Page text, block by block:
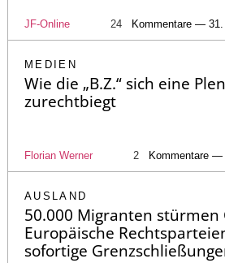
JF-Online 24 Kommentare —
MEDIEN
Wie die „B.Z.“ sich eine
zurechtbiegt
Florian Werner 2 Kommentare —
AUSLAND
50.000 Migranten stürmen
Europäische
sofortige